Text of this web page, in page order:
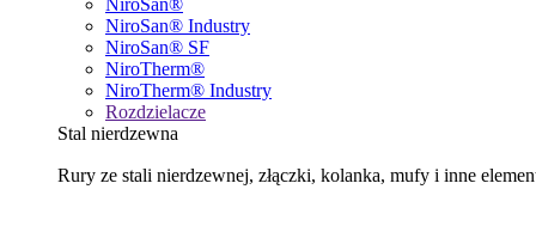
NiroSan®
NiroSan® Industry
NiroSan® SF
NiroTherm®
NiroTherm® Industry
Rozdzielacze
Stal nierdzewna
Rury ze stali nierdzewnej, złączki, kolanka, mufy i inne